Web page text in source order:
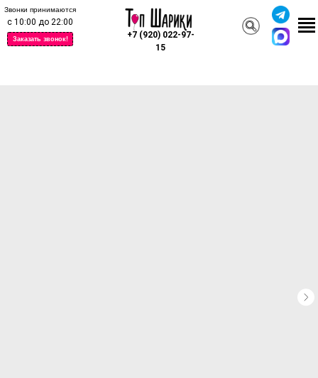
+7 (920) 022-97-
15
Заказать звонок!
Звонки принимаются
с 10:00 до 22:00